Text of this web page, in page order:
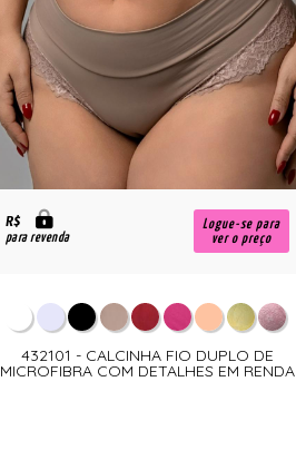
R$
para revenda
Logue-se para
ver o preço
432101 - CALCINHA FIO DUPLO DE
MICROFIBRA COM DETALHES EM RENDA